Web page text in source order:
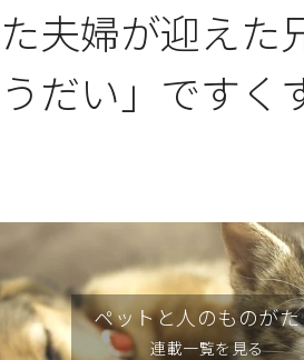
夫婦が迎え
だい」ですく
ペットと人のものが
連載一覧を見る